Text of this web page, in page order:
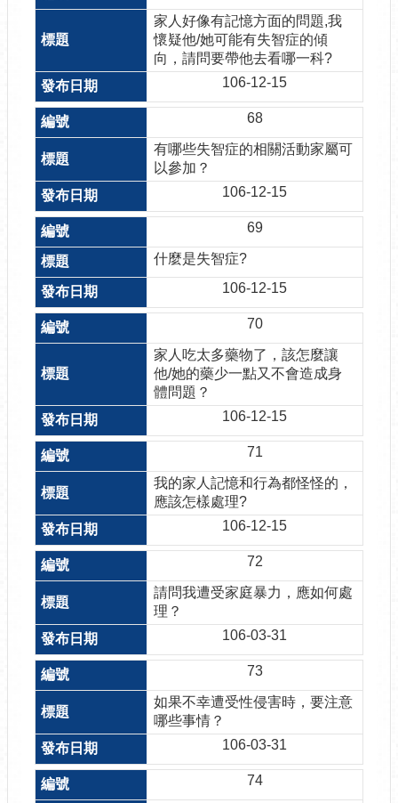
家人好像有記憶方面的問題,我
懷疑他/她可能有失智症的傾
向，請問要帶他去看哪一科?
106-12-15
68
有哪些失智症的相關活動家屬可
以參加？
106-12-15
69
什麼是失智症?
106-12-15
70
家人吃太多藥物了，該怎麼讓
他/她的藥少一點又不會造成身
體問題？
106-12-15
71
我的家人記憶和行為都怪怪的，
應該怎樣處理?
106-12-15
72
請問我遭受家庭暴力，應如何處
理？
106-03-31
73
如果不幸遭受性侵害時，要注意
哪些事情？
106-03-31
74